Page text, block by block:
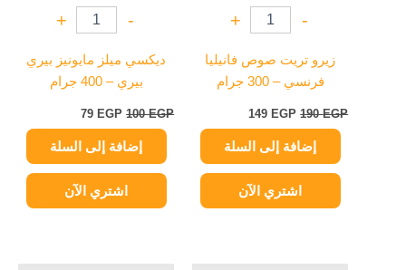
-
+
زيرو تريت صوص فانيليا
فرنسي – 300 جرام
190EGP
149 EGP
إضافة إلى السلة
اشتري الآن
-
+
ديكسي ميلز مايونيز بيري
بيري – 400 جرام
100EGP
79 EGP
إضافة إلى السلة
اشتري الآن